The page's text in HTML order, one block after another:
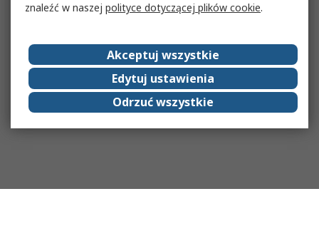
znaleźć w naszej polityce dotyczącej plików cookie.
Akceptuj wszystkie
Edytuj ustawienia
Odrzuć wszystkie